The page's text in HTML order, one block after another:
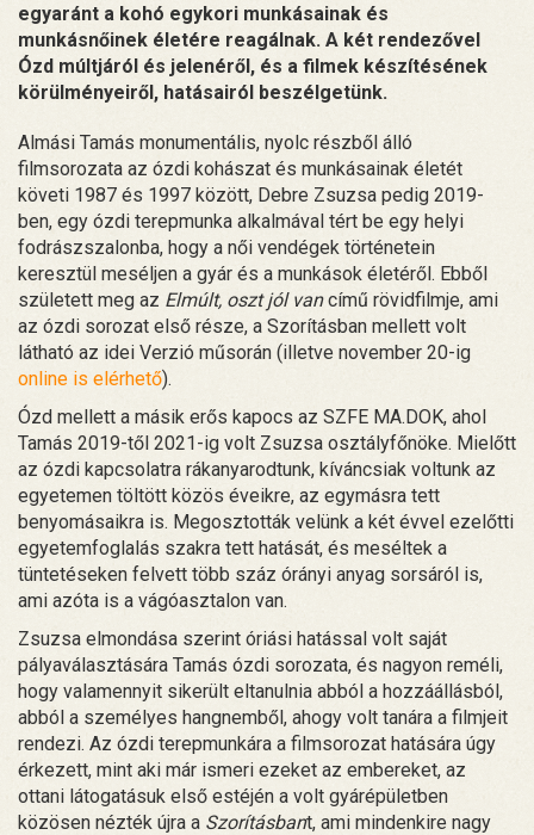
egyaránt a kohó egykori munkásainak és
munkásnőinek életére reagálnak. A két rendezővel
Ózd múltjáról és jelenéről, és a filmek készítésének
körülményeiről, hatásairól beszélgetünk.
Almási Tamás monumentális, nyolc részből álló
filmsorozata az ózdi kohászat és munkásainak életét
követi 1987 és 1997 között, Debre Zsuzsa pedig 2019-
ben, egy ózdi terepmunka alkalmával tért be egy helyi
fodrászszalonba, hogy a női vendégek történetein
keresztül meséljen a gyár és a munkások életéről. Ebből
született meg az Elmúlt, oszt jól vancímű rövidfilmje, ami
az ózdi sorozat első része, a Szorításban mellett volt
látható az idei Verzió műsorán (illetve november 20-ig
online is elérhető).
Ózd mellett a másik erős kapocs az SZFE MA.DOK, ahol
Tamás 2019-től 2021-ig volt Zsuzsa osztályfőnöke. Mielőtt
az ózdi kapcsolatra rákanyarodtunk, kíváncsiak voltunk az
egyetemen töltött közös éveikre, az egymásra tett
benyomásaikra is. Megosztották velünk a két évvel ezelőtti
egyetemfoglalás szakra tett hatását, és meséltek a
tüntetéseken felvett több száz órányi anyag sorsáról is,
ami azóta is a vágóasztalon van.
Zsuzsa elmondása szerint óriási hatással volt saját
pályaválasztására Tamás ózdi sorozata, és nagyon reméli,
hogy valamennyit sikerült eltanulnia abból a hozzáállásból,
abból a személyes hangnemből, ahogy volt tanára a filmjeit
rendezi. Az ózdi terepmunkára a filmsorozat hatására úgy
érkezett, mint aki már ismeri ezeket az embereket, az
ottani látogatásuk első estéjén a volt gyárépületben
közösen nézték újra a Szorításbant, ami mindenkire nagy